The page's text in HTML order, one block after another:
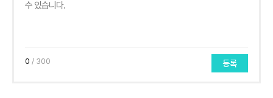
0 / 300 등록